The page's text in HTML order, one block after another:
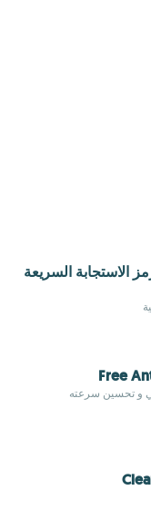
الاستجابة السريعة
Free
و تحسين سرعته